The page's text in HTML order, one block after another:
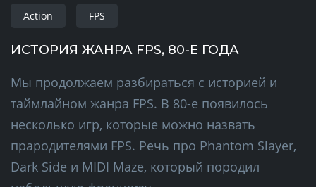
Action FPS
ИСТОРИЯ ЖАНРА FPS, 80-Е ГОДА
Мы продолжаем разбираться с историей и
таймлайном жанра FPS. В 80-е появилось
несколько игр, которые можно назвать
прародителями FPS. Речь про Phantom Slayer,
Dark Side и MIDI Maze, который породил